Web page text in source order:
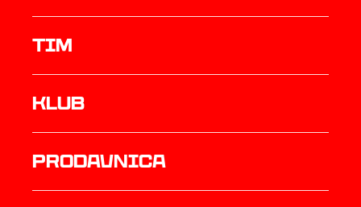
TIM
Klub
prodavnica